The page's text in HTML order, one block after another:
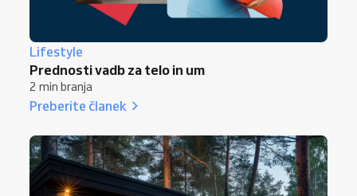
Lifestyle
Prednosti vadb za telo in um
2 min branja
Preberite članek